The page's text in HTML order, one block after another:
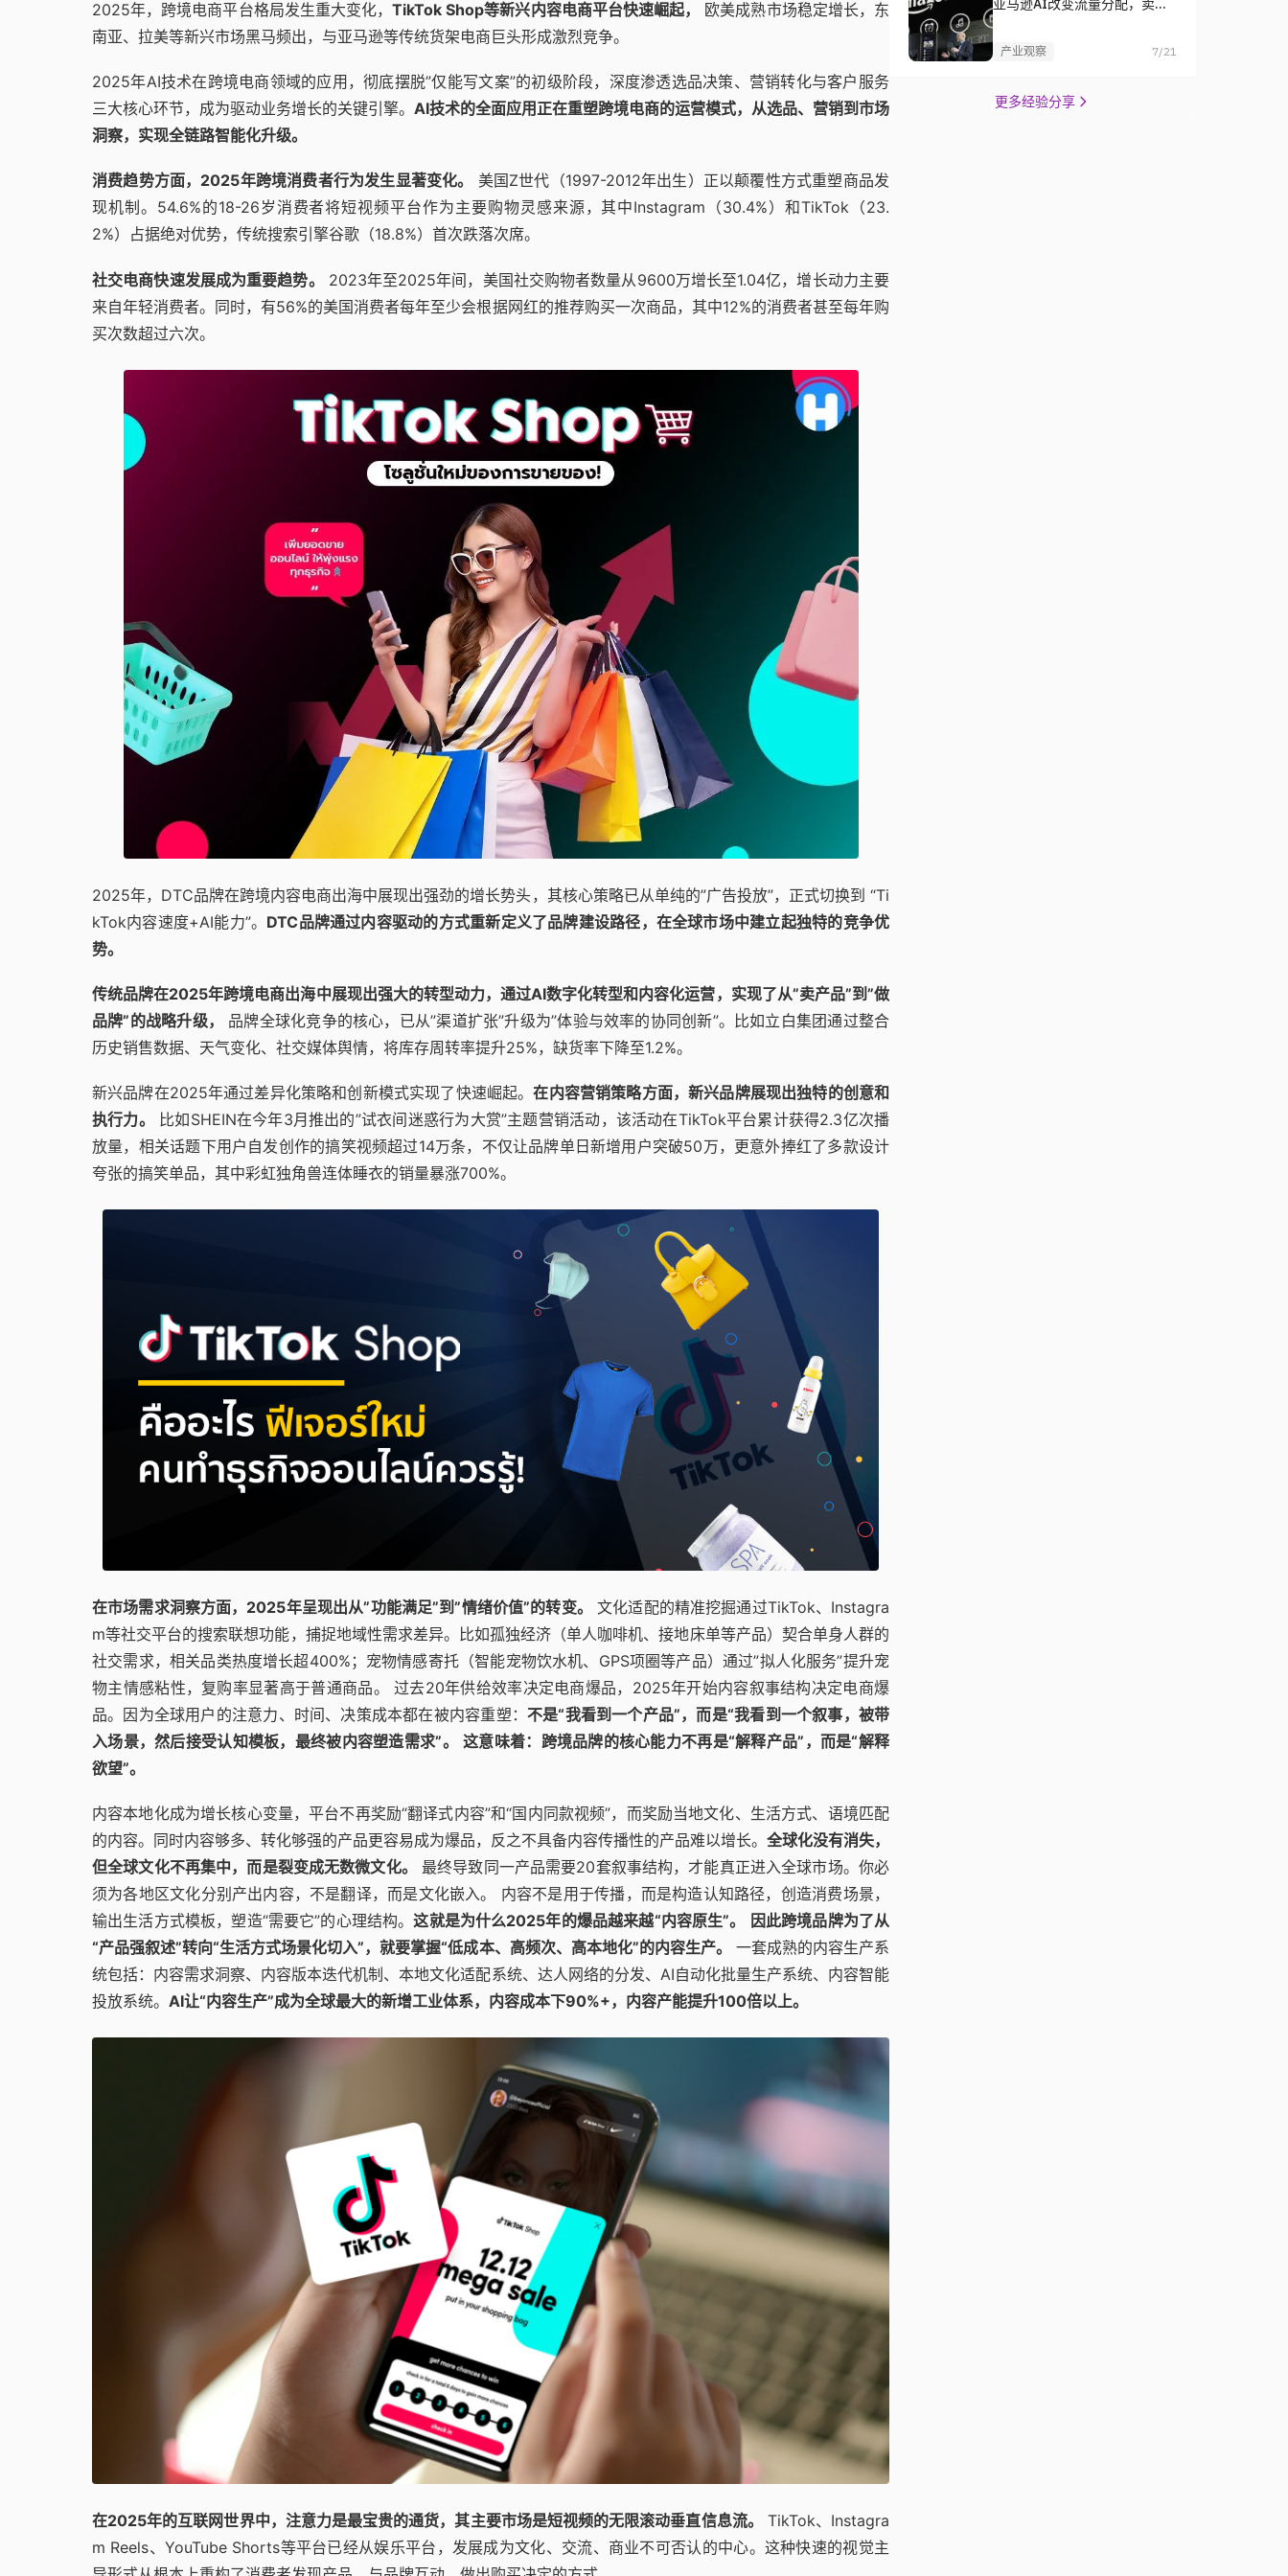
2025年，跨境电商平台格局发生重大变化，TikTok Shop等新兴内容电商平台快速崛起，
欧美成熟市场稳定增长，东
南亚、拉美等新兴市场黑马频出，与亚马逊等传统货架电商巨头形成激烈竞争。
2025年AI技术在跨境电商领域的应用，彻底摆脱”仅能写文案”的初级阶段，深度渗透选品决策、营销转化与客户服务
三大核心环节，成为驱动业务增长的关键引擎。 AI技术的全面应用正在重塑跨境电商的运营模式，从选品、营销到市场
洞察，实现全链路智能化升级。
消费趋势方面，2025年跨境消费者行为发生显著变化。
美国Z世代（1997-2012年出生）正以颠覆性方式重塑商品发
现机制。54.6%的18-26岁消费者将短视频平台作为主要购物灵感来源，其中Instagram（30.4%）和TikTok（23.
2%）占据绝对优势，传统搜索引擎谷歌（18.8%）首次跌落次席。
社交电商快速发展成为重要趋势。
2023年至2025年间，美国社交购物者数量从9600万增长至1.04亿，增长动力主要
来自年轻消费者。同时，有56%的美国消费者每年至少会根据网红的推荐购买一次商品，其中12%的消费者甚至每年购
买次数超过六次。
2025年，DTC品牌在跨境内容电商出海中展现出强劲的增长势头，其核心策略已从单纯的”广告投放”，正式切换到 “Ti
kTok内容速度+AI能力”。 DTC品牌通过内容驱动的方式重新定义了品牌建设路径，在全球市场中建立起独特的竞争优
势。
传统品牌在2025年跨境电商出海中展现出强大的转型动力，通过AI数字化转型和内容化运营，实现了从”卖产品”到”做
品牌”的战略升级，
品牌全球化竞争的核心，已从”渠道扩张”升级为”体验与效率的协同创新”。比如立白集团通过整合
历史销售数据、天气变化、社交媒体舆情，将库存周转率提升25%，缺货率下降至1.2%。
新兴品牌在2025年通过差异化策略和创新模式实现了快速崛起。在内容营销策略方面，新兴品牌展现出独特的创意和
执行力。
比如SHEIN在今年3月推出的”试衣间迷惑行为大赏”主题营销活动，该活动在TikTok平台累计获得2.3亿次播
放量，相关话题下用户自发创作的搞笑视频超过14万条，不仅让品牌单日新增用户突破50万，更意外捧红了多款设计
夸张的搞笑单品，其中彩虹独角兽连体睡衣的销量暴涨700%。
在市场需求洞察方面，2025年呈现出从”功能满足”到”情绪价值”的转变。
文化适配的精准挖掘通过TikTok、Instagra
m等社交平台的搜索联想功能，捕捉地域性需求差异。比如孤独经济（单人咖啡机、接地床单等产品）契合单身人群的
社交需求，相关品类热度增长超400%；宠物情感寄托（智能宠物饮水机、GPS项圈等产品）通过”拟人化服务”提升宠
物主情感粘性，复购率显著高于普通商品。 过去20年供给效率决定电商爆品，2025年开始内容叙事结构决定电商爆
品。因为全球用户的注意力、时间、决策成本都在被内容重塑： 不是“我看到一个产品”，而是“我看到一个叙事，被带
入场景，然后接受认知模板，最终被内容塑造需求”。
这意味着：跨境品牌的核心能力不再是“解释产品”，而是“解释
欲望”。
内容本地化成为增长核心变量，平台不再奖励“翻译式内容”和“国内同款视频”，而奖励当地文化、生活方式、语境匹配
的内容。同时内容够多、转化够强的产品更容易成为爆品，反之不具备内容传播性的产品难以增长。 全球化没有消失，
但全球文化不再集中，而是裂变成无数微文化。
最终导致同一产品需要20套叙事结构，才能真正进入全球市场。你必
须为各地区文化分别产出内容，不是翻译，而是文化嵌入。 内容不是用于传播，而是构造认知路径，创造消费场景，
输出生活方式模板，塑造“需要它”的心理结构。这就是为什么2025年的爆品越来越“内容原生”。
因此跨境品牌为了从
“产品强叙述”转向“生活方式场景化切入”，就要掌握“低成本、高频次、高本地化”的内容生产。
一套成熟的内容生产系
统包括：内容需求洞察、内容版本迭代机制、本地文化适配系统、达人网络的分发、AI自动化批量生产系统、内容智能
投放系统。 AI让“内容生产”成为全球最大的新增工业体系，内容成本下90%+，内容产能提升100倍以上。
在2025年的互联网世界中，注意力是最宝贵的通货，其主要市场是短视频的无限滚动垂直信息流。
TikTok、Instagra
m Reels、YouTube Shorts等平台已经从娱乐平台，发展成为文化、交流、商业不可否认的中心。这种快速的视觉主
亚马逊AI改变流量分配，卖家
产业观察 7/21
更多经验分享